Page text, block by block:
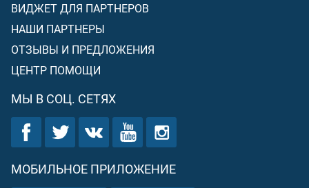
ВИДЖЕТ ДЛЯ ПАРТНЕРОВ
НАШИ ПАРТНЕРЫ
ОТЗЫВЫ И ПРЕДЛОЖЕНИЯ
ЦЕНТР ПОМОЩИ
МЫ В СОЦ. СЕТЯХ
МОБИЛЬНОЕ ПРИЛОЖЕНИЕ